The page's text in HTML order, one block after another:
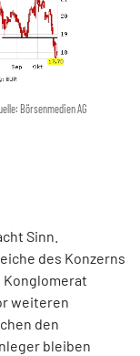
Börsenmedien AG
Sinn.
des Konzerns
Konglomerat
weiteren
den
bleiben